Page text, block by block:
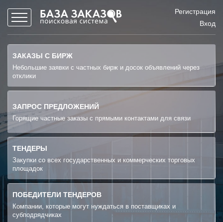
Регистрация
Вход
ЗАКАЗЫ С БИРЖ
Небольшие заявки с частных бирж и досок объявлений через
отклики
ЗАПРОС ПРЕДЛОЖЕНИЙ
Горящие частные заказы с прямыми контактами для связи
ТЕНДЕРЫ
Закупки со всех государственных и коммерческих торговых
площадок
ПОБЕДИТЕЛИ ТЕНДЕРОВ
Компании, которые могут нуждаться в поставщиках и
субподрядчиках